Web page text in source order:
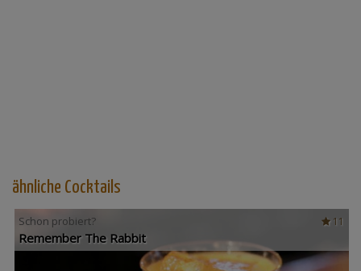
ähnliche Cocktails
11
Schon probiert?
Remember The Rabbit